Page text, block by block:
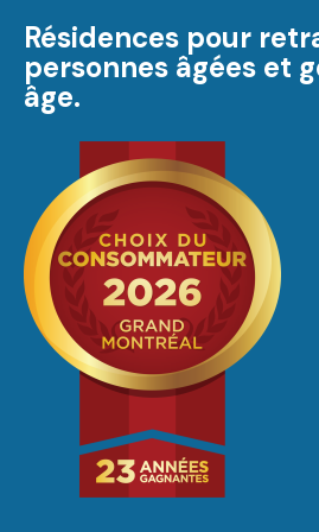
Résidences pour
personnes âgées et
âge.